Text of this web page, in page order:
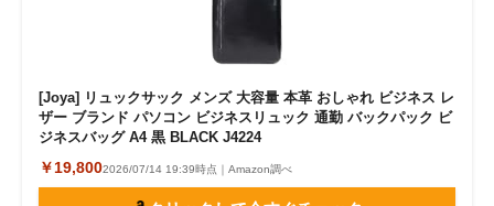
[Joya] リュックサック メンズ 大容量 本革 おしゃれ ビジネス レ
ザー ブランド パソコン ビジネスリュック 通勤 バックパック ビ
ジネスバッグ A4 黒 BLACK J4224
￥19,8002026/07/14 19:39時点｜Amazon調べ